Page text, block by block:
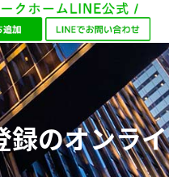
録のオンラ